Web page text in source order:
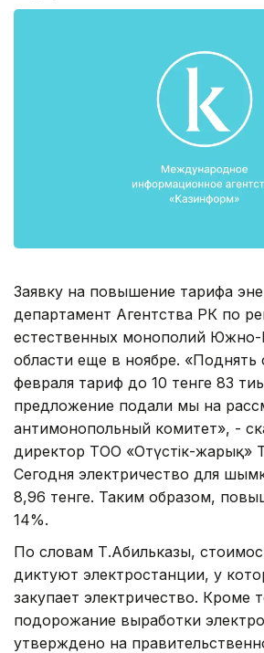
Заявку на повышение тарифа
департамент Агентства РК по
естественных монополий Южно-
области еще в ноябре. «Поднять
февраля тариф до 10 тенге 83
предложение подали мы на
антимонопольный комитет», -
директор ТОО «Оңтүстік-жарық»
Сегодня электричество для
8,96 тенге. Таким образом,
14%.
По словам Т.Абильказы,
диктуют электростанции, у
закупает электричество. Кроме
подорожание выработки
утверждено на